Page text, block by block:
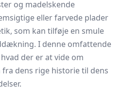
og madelskende
eller farvede plader
som kan tilføje en smule
I denne omfattende
der er at vide om
dens rige historie til dens